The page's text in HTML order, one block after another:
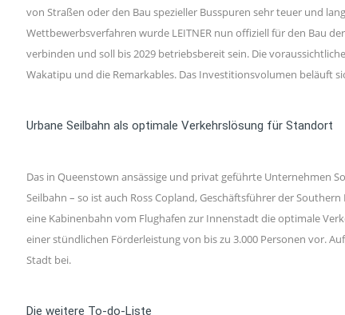
von Straßen oder den Bau spezieller Busspuren sehr teuer und
Wettbewerbsverfahren wurde LEITNER nun offiziell für den Bau
verbinden und soll bis 2029 betriebsbereit sein. Die
Wakatipu und die Remarkables. Das Investitionsvolumen beläuft
Urbane Seilbahn als optimale Verkehrslösung für Standort
Das in Queenstown ansässige und privat geführte Unternehmen
Seilbahn – so ist auch Ross Copland, Geschäftsführer der
eine Kabinenbahn vom Flughafen zur Innenstadt die optimale
einer stündlichen Förderleistung von bis zu 3.000 Personen vor.
Stadt bei.
Die weitere To-do-Liste